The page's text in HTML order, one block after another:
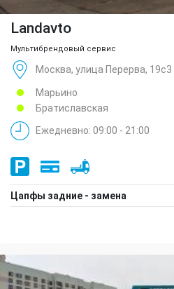
Landavto
Мультибрендовый сервис
Москва, улица Перерва, 19с3
Марьино
Братиславская
Ежедневно: 09:00 - 21:00
Цапфы задние - замена